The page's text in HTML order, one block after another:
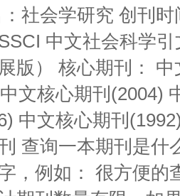
社会学研究 创刊
中文社会科学
版） 核心期刊：
文核心期刊(2004)
中文核心期刊
查询一本期刊是什
，例如： 很方便的